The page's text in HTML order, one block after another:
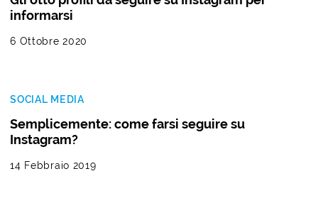
informarsi
6 Ottobre 2020
SOCIAL MEDIA
Semplicemente: come farsi seguire su
Instagram?
14 Febbraio 2019